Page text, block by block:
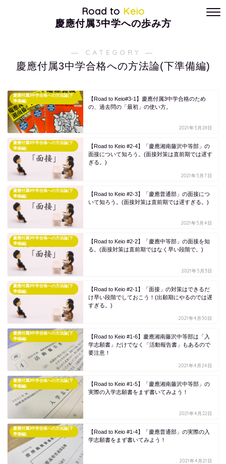
Road to Keio
慶應付属3中学への歩み方
― CATEGORY ―
慶應付属3中学合格への方法論(下準備編)
慶應付属3中学合格への方法論(下
準備編)
【Road to Keio#3-1】慶應付属3中学合格のため
の、過去問の「最初」の使い方。
2021年5月28日
慶應付属3中学合格への方法論(下
準備編)
【Road to Keio #2-4】「慶應湘南藤沢中等部」の
面接について知ろう。(面接対策は直前期では遅す
ぎる。)
2021年5月7日
慶應付属3中学合格への方法論(下
準備編)
【Road to Keio #2-3】「慶應普通部」の面接につ
いて知ろう。(面接対策は直前期では遅すぎる。)
2021年5月4日
慶應付属3中学合格への方法論(下
準備編)
【Road to Keio #2-2】「慶應中等部」の面接を知
る。(面接対策は直前期ではなく早い段階で。)
2021年5月3日
慶應付属3中学合格への方法論(下
準備編)
【Road to Keio #2-1】「面接」の対策はできるだ
け早い段階でしておこう！(出願期にやるのでは遅
すぎる。)
2021年4月30日
慶應付属3中学合格への方法論(下
準備編)
【Road to Keio #1-6】慶應湘南藤沢中等部は「入
学志願書」だけでなく「活動報告書」もあるので
要注意！
2021年4月24日
慶應付属3中学合格への方法論(下
準備編)
【Road to Keio #1-5】「慶應湘南藤沢中等部」の
実際の入学志願書をまず書いてみよう！
2021年4月22日
慶應付属3中学合格への方法論(下
準備編)
【Road to Keio #1-4】「慶應普通部」の実際の入
学志願書をまず書いてみよう！
2021年4月21日